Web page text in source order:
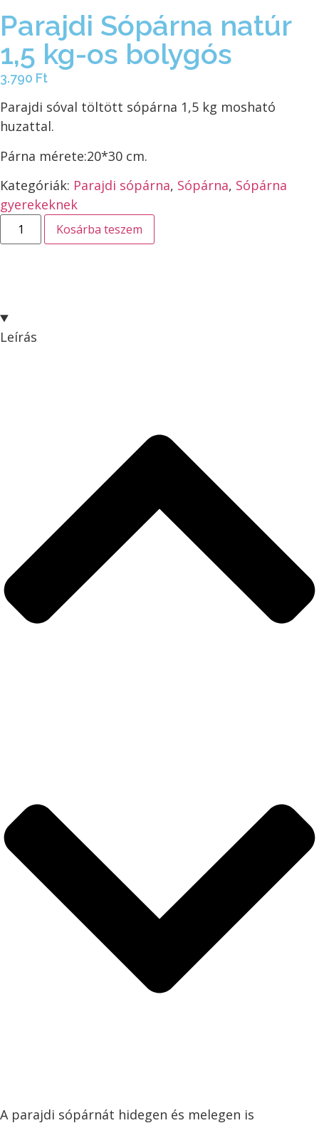
Parajdi Sópárna natúr
1,5 kg-os bolygós
3.790 Ft
Parajdi sóval töltött sópárna 1,5 kg mosható
huzattal.
Párna mérete:20*30 cm.
Kategóriák: Parajdi sópárna, Sópárna, Sópárna
gyerekeknek
Kosárba teszem
Leírás
A parajdi sópárnát hidegen és melegen is